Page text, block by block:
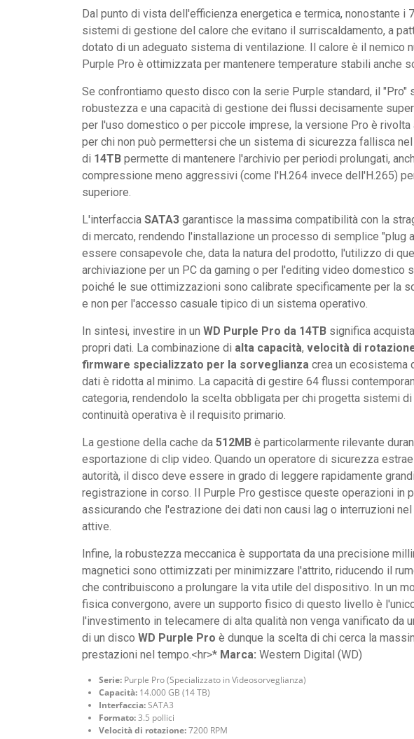
Dal punto di vista dell'efficienza energetica e termica, nonostante i
sistemi di gestione del calore che evitano il surriscaldamento, a
dotato di un adeguato sistema di ventilazione. Il calore è il nemico
Purple Pro è ottimizzata per mantenere temperature stabili anche
Se confrontiamo questo disco con la serie Purple standard, il "Pro"
robustezza e una capacità di gestione dei flussi decisamente
per l'uso domestico o per piccole imprese, la versione Pro è rivolta
per chi non può permettersi che un sistema di sicurezza fallisca
di 14TB permette di mantenere l'archivio per periodi prolungati,
compressione meno aggressivi (come l'H.264 invece dell'H.265)
superiore.
L'interfaccia SATA3 garantisce la massima compatibilità con la
di mercato, rendendo l'installazione un processo di semplice "plug
essere consapevole che, data la natura del prodotto, l'utilizzo di
archiviazione per un PC da gaming o per l'editing video domestico
poiché le sue ottimizzazioni sono calibrate specificamente per la
e non per l'accesso casuale tipico di un sistema operativo.
In sintesi, investire in un WD Purple Pro da 14TB significa
propri dati. La combinazione di alta capacità, velocità di
firmware specializzato per la sorveglianza crea un ecosistema
dati è ridotta al minimo. La capacità di gestire 64 flussi
categoria, rendendolo la scelta obbligata per chi progetta sistemi
continuità operativa è il requisito primario.
La gestione della cache da 512MB è particolarmente rilevante
esportazione di clip video. Quando un operatore di sicurezza
autorità, il disco deve essere in grado di leggere rapidamente
registrazione in corso. Il Purple Pro gestisce queste operazioni in
assicurando che l'estrazione dei dati non causi lag o interruzioni
attive.
Infine, la robustezza meccanica è supportata da una precisione
magnetici sono ottimizzati per minimizzare l'attrito, riducendo il
che contribuiscono a prolungare la vita utile del dispositivo. In un
fisica convergono, avere un supporto fisico di questo livello è
l'investimento in telecamere di alta qualità non venga vanificato da
di un disco WD Purple Pro è dunque la scelta di chi cerca la
prestazioni nel tempo.<hr>* Marca: Western Digital (WD)
Serie: Purple Pro (Specializzato in Videosorveglianza)
Capacità: 14.000 GB (14 TB)
Interfaccia:SATA3
Formato:3.5 pollici
Velocità di rotazione:7200 RPM